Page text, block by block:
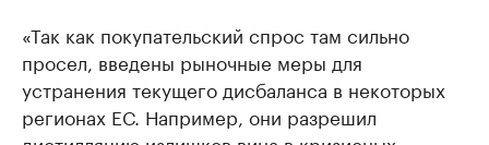
«Так как покупательский спрос там сильно
просел, введены рыночные меры для
устранения текущего дисбаланса в некоторых
регионах ЕС. Например, они разрешил